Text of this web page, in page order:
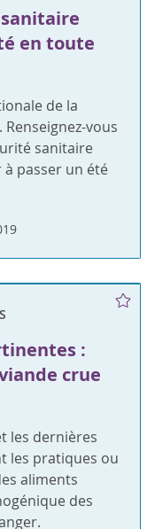
en toute
de la
vous
sanitaire
passer un été
:
crue
les dernières
les pratiques ou
aliments
des